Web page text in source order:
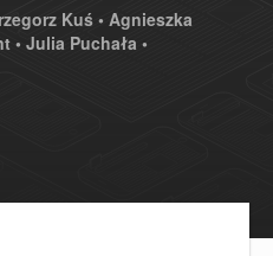
Kuś • Agnieszka
• Julia Puchała •